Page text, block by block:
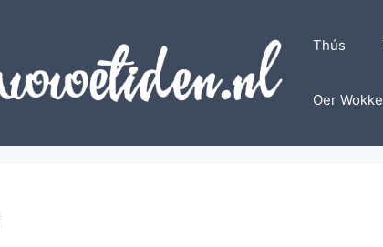
Thús
Oer Wokke